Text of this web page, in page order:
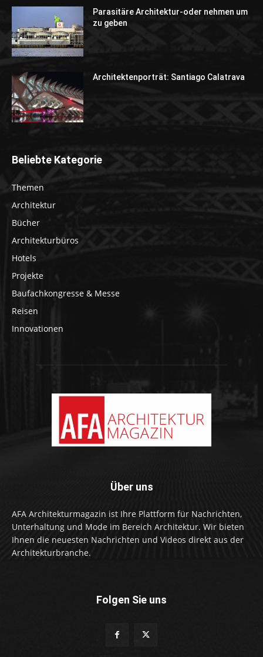
Parasitäre Architektur-oder nehmen um
zu geben
Architektenporträt: Santiago Calatrava
Beliebte Kategorie
Themen
Architektur
Bücher
Architekturbüros
Hotels
Projekte
Baufachkongresse & Messe
Reisen
Innovationen
Über uns
AFA Architekturmagazin ist Ihre Plattform für Nachrichten,
Unterhaltung und Mode im Bereich Architektur. Wir bieten
Ihnen die neuesten Nachrichten und Videos direkt aus der
Architekturbranche.
Folgen Sie uns